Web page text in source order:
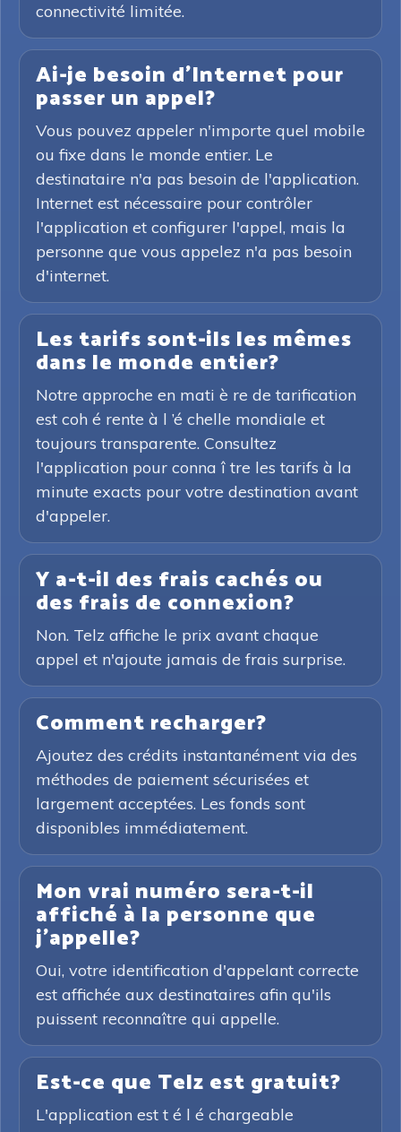
connectivité limitée.
Ai-je besoin d'Internet pour
passer un appel?
Vous pouvez appeler n'importe quel mobile
ou fixe dans le monde entier. Le
destinataire n'a pas besoin de l'application.
Internet est nécessaire pour contrôler
l'application et configurer l'appel, mais la
personne que vous appelez n'a pas besoin
d'internet.
Les tarifs sont-ils les mêmes
dans le monde entier?
Notre approche en mati è re de tarification
est coh é rente à l ’é chelle mondiale et
toujours transparente. Consultez
l'application pour conna î tre les tarifs à la
minute exacts pour votre destination avant
d'appeler.
Y a-t-il des frais cachés ou
des frais de connexion?
Non. Telz affiche le prix avant chaque
appel et n'ajoute jamais de frais surprise.
Comment recharger?
Ajoutez des crédits instantanément via des
méthodes de paiement sécurisées et
largement acceptées. Les fonds sont
disponibles immédiatement.
Mon vrai numéro sera-t-il
affiché à la personne que
j'appelle?
Oui, votre identification d'appelant correcte
est affichée aux destinataires afin qu'ils
puissent reconnaître qui appelle.
Est-ce que Telz est gratuit?
L'application est t é l é chargeable